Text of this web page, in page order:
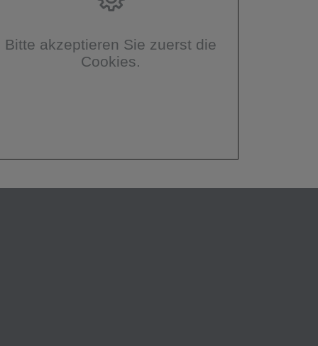
Bitte akzeptieren Sie zuerst die
Cookies.